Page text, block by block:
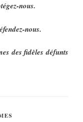
nous.
nous.
des fidèles défunts